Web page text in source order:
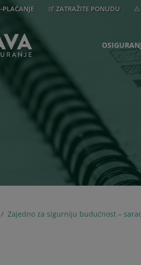
PLAĆANJE ZATRAŽITE PONUDU
Zajedno za sigurniju budućnost –